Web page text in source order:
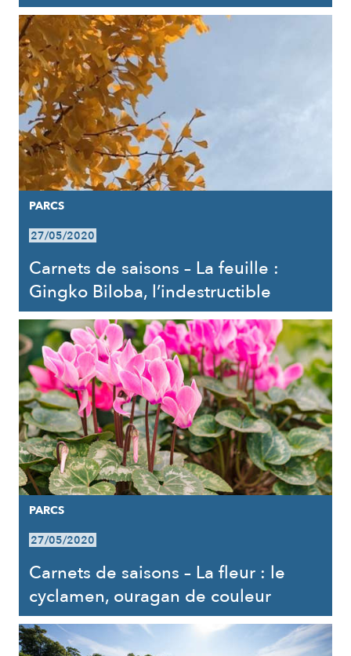
PARCS
27/05/2020
Carnets de saisons – La feuille :
Gingko Biloba, l’indestructible
PARCS
27/05/2020
Carnets de saisons – La fleur : le
cyclamen, ouragan de couleur